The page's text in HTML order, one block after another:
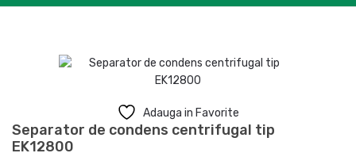
Adauga in Favorite
Separator de condens centrifugal tip
EK12800